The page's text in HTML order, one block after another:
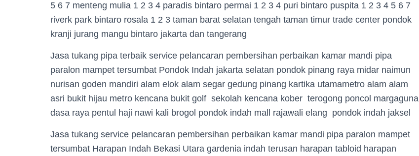
5 6 7 menteng mulia 1 2 3 4 paradis bintaro permai 1 2 3 4 puri bintaro puspita 1 2 3 4 5 6 7
riverk park bintaro rosala 1 2 3 taman barat selatan tengah taman timur trade center pondok
kranji jurang mangu bintaro jakarta dan tangerang
Jasa tukang pipa terbaik service pelancaran pembersihan perbaikan kamar mandi pipa
paralon mampet tersumbat Pondok Indah jakarta selatan pondok pinang raya midar naimun
nurisan goden mandiri alam elok alam segar gedung pinang kartika utamametro alam alam
asri bukit hijau metro kencana bukit golf sekolah kencana kober terogong poncol margaguna
dasa raya pentul haji nawi kali brogol pondok indah mall rajawali elang pondok indah jaksel
Jasa tukang service pelancaran pembersihan perbaikan kamar mandi pipa paralon mampet
tersumbat Harapan Indah Bekasi Utara gardenia indah terusan harapan tabloid harapan